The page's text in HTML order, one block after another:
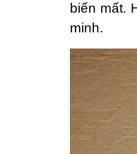
biến mất.
minh.